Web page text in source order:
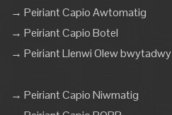
→ Peiriant Capio Awtomatig
→ Peiriant Capio Botel
→ Peiriant Llenwi Olew bwytadwy
→ Peiriant Capio Niwmatig